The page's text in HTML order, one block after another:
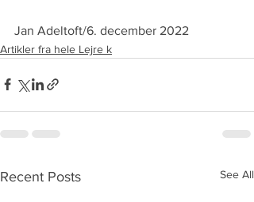
Jan Adeltoft/6. december 2022
Artikler fra hele Lejre k
Recent Posts See All